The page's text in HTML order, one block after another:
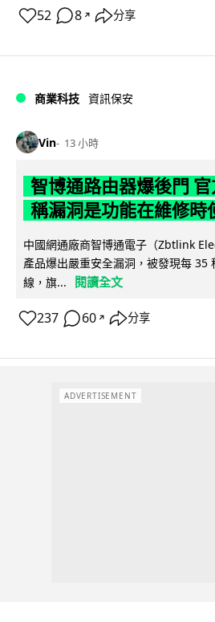
52 8 ↗ 分享
商業科技 資訊保安
Vin 13 小時
智博通路由器爆後門
稱漏洞是功能在維修時
中國網通廠商智博通電子（Zbtlink
產品爆出嚴重安全漏洞，被發現每 35
線，旗...
閱讀全文
237 60 ↗ 分享
ADVERTISEMENT